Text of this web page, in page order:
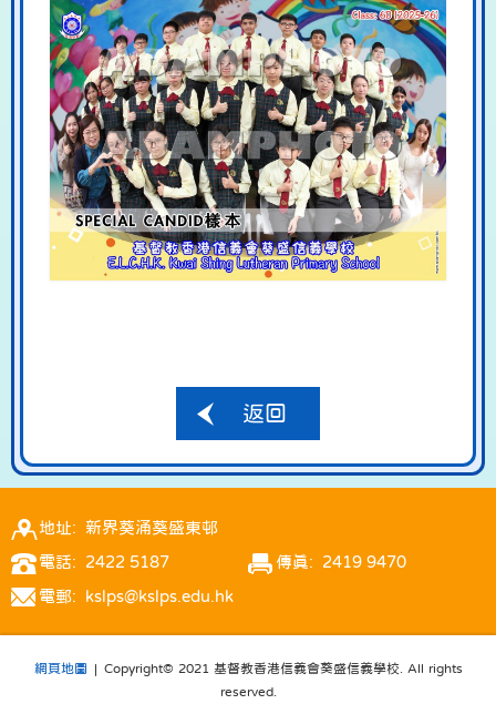
返回
地址: 新界葵涌葵盛東邨
電話: 2422 5187 傳真: 2419 9470
電郵: kslps@kslps.edu.hk
網頁地圖
| Copyright© 2021 基督教香港信義會葵盛信義學校. All rights
reserved.